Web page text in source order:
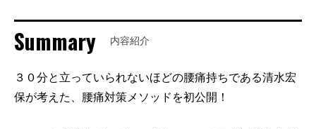
Summary 内容紹介
３０分と立っていられないほどの腰痛持ちである清水宏
保が考えた、腰痛対策メソッドを初公開！